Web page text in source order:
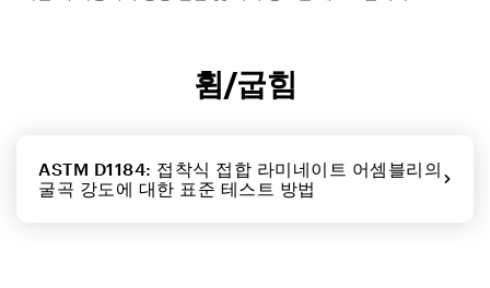
휨/굽힘
ASTM D1184: 접착식 접합 라미네이트 어셈블리의
굴곡 강도에 대한 표준 테스트 방법